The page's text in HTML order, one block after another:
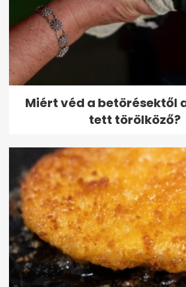
Miért véd a betörésektől
tett törölköző?